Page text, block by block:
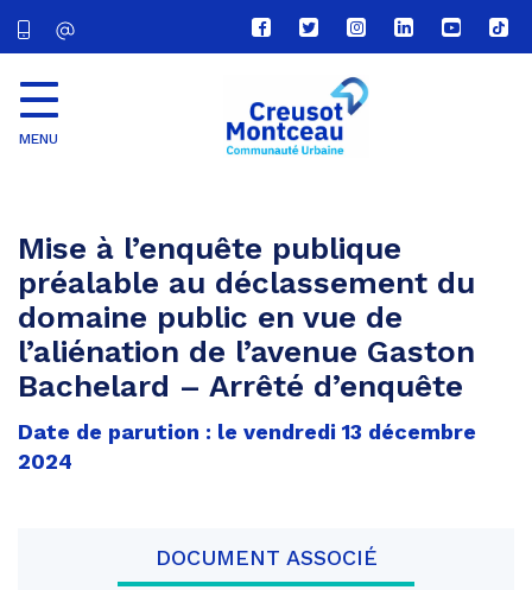
Lien
vers
compte
Facebook
Lien
vers
compte
Twitter
Lien
vers
le
compte
Lien
vers
Lien
vers
Lien
vers
MENU
Mise à l’enquête publique
préalable au déclassement du
domaine public en vue de
l’aliénation de l’avenue Gaston
Bachelard – Arrêté d’enquête
Date de parution : le vendredi 13 décembre
2024
DOCUMENT ASSOCIÉ